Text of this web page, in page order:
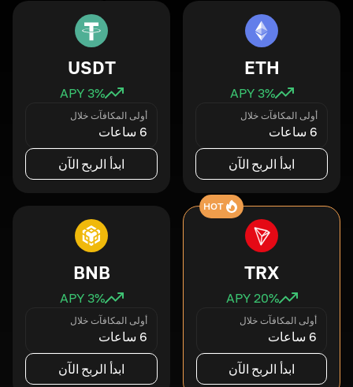
ETH
3% APY
أولى المكافآت خلال
6 ساعات
ابدأ الربح الآن
USDT
3% APY
أولى المكافآت خلال
6 ساعات
ابدأ الربح الآن
HOT
TRX
20% APY
أولى المكافآت خلال
6 ساعات
ابدأ الربح الآن
BNB
3% APY
أولى المكافآت خلال
6 ساعات
ابدأ الربح الآن